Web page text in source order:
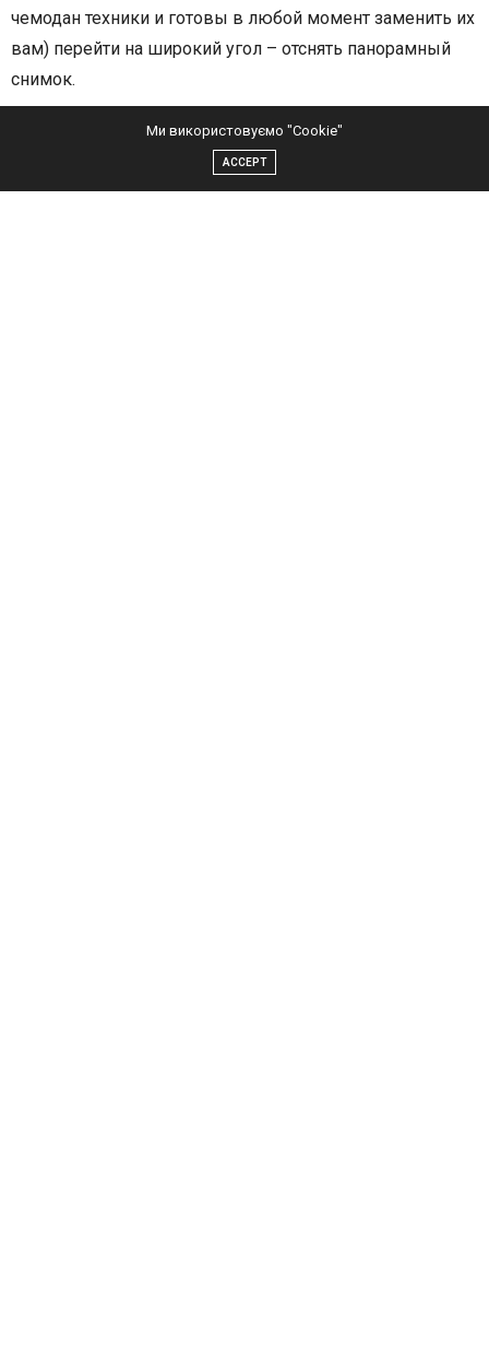
чемодан техники и готовы в любой момент заменить их
вам) перейти на широкий угол – отснять панорамный
снимок.
Поговорим о том как лучше
фотографировать на телефон с украинским
фотохудожником – Kushnir Oleg (okcreative).
Ми використовуємо "Cookie"
ACCEPT